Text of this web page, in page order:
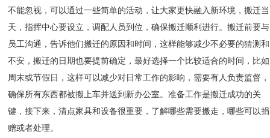
不能忽视，可以通过一些简单的活动，让大家更快融入新环境，搬迁当
天，指挥中心要设立，调配人员到位，确保搬迁顺利进行。搬迁前要与
员工沟通，告诉他们搬迁的原因和时间，这样能够减少不必要的猜测和
不安，搬迁的日期也要提前确定，最好选择一个比较适合的时间，比如
周末或节假日，这样可以减少对日常工作的影响，需要有人负责监督，
确保所有东西都被搬上车并送到新办公室。准备工作是搬迁成功的关
键，接下来，清点家具和设备很重要，了解哪些需要搬走，哪些可以捐
赠或者处理。